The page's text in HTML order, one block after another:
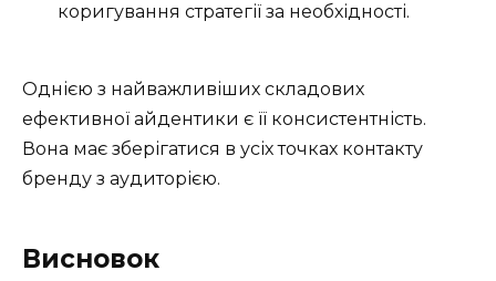
коригування стратегії за необхідності.
Однією з найважливіших складових
ефективної айдентики є її консистентність.
Вона має зберігатися в усіх точках контакту
бренду з аудиторією.
Висновок